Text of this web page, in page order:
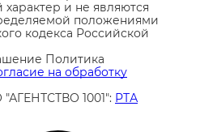
характер и не являются
положениями
кодекса Российской
Политика
на обработку
1001": РТА